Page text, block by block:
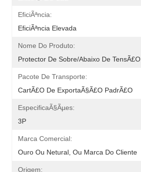
EficiÃªncia:
EficiÃªncia Elevada
Nome Do Produto:
Protector De Sobre/abaixo De TensÃ£o
Pacote De Transporte:
CartÃ£o De ExportaÃ§Ã£o PadrÃ£o
EspecificaÃ§Ãµes:
3P
Marca Comercial:
Ouro Ou Netural, Ou Marca Do Cliente
Origem: